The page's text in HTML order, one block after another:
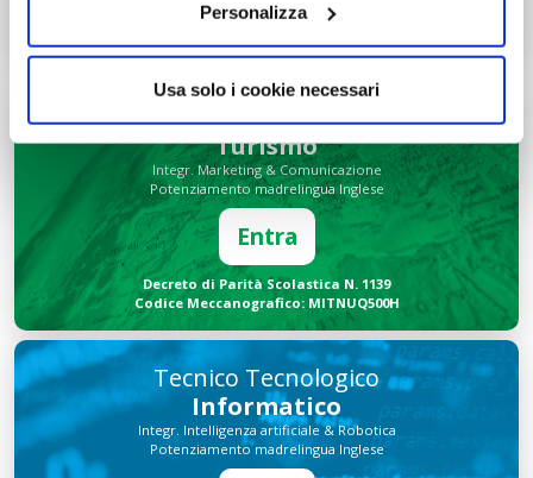
Personalizza
Usa solo i cookie necessari
Decreto di Parità Scolastica N. 2684
Codice Meccanografico: MIPMRI500E
Tecnico Economico
Turismo
Integr. Marketing & Comunicazione
Potenziamento madrelingua Inglese
Entra
Decreto di Parità Scolastica N. 1139
Codice Meccanografico: MITNUQ500H
Tecnico Tecnologico
Informatico
Integr. Intelligenza artificiale & Robotica
Potenziamento madrelingua Inglese